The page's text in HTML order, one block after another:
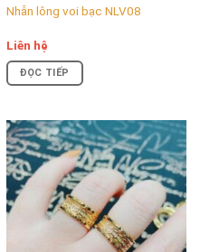
Nhẫn lông voi bạc NLV08
Liên hệ
ĐỌC TIẾP